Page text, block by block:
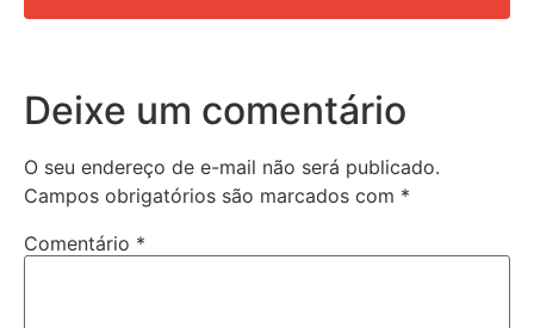
Deixe um comentário
O seu endereço de e-mail não será publicado.
Campos obrigatórios são marcados com *
Comentário *